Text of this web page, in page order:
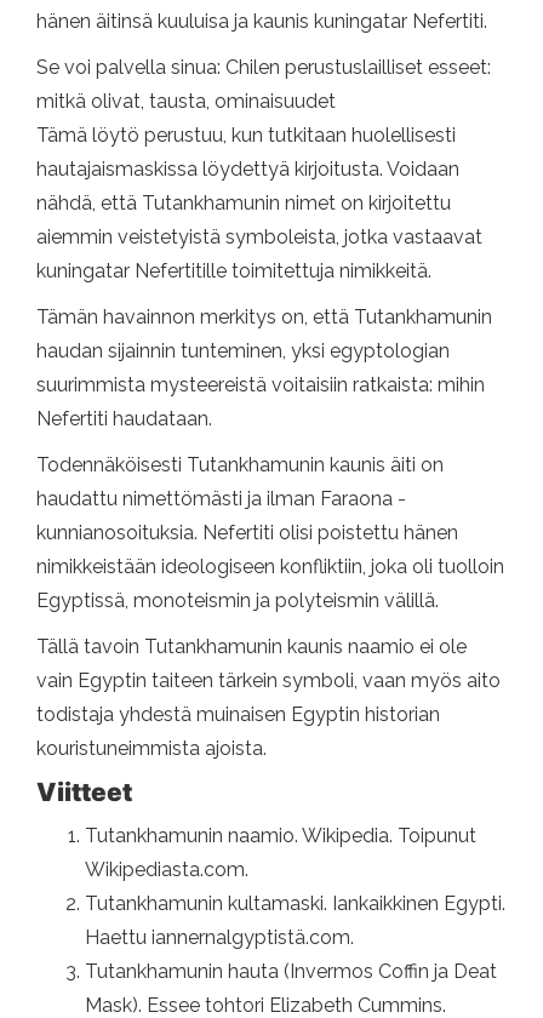
hänen äitinsä kuuluisa ja kaunis kuningatar Nefertiti.
Se voi palvella sinua: Chilen perustuslailliset esseet:
mitkä olivat, tausta, ominaisuudet
Tämä löytö perustuu, kun tutkitaan huolellisesti
hautajaismaskissa löydettyä kirjoitusta. Voidaan
nähdä, että Tutankhamunin nimet on kirjoitettu
aiemmin veistetyistä symboleista, jotka vastaavat
kuningatar Nefertitille toimitettuja nimikkeitä.
Tämän havainnon merkitys on, että Tutankhamunin
haudan sijainnin tunteminen, yksi egyptologian
suurimmista mysteereistä voitaisiin ratkaista: mihin
Nefertiti haudataan.
Todennäköisesti Tutankhamunin kaunis äiti on
haudattu nimettömästi ja ilman Faraona -
kunnianosoituksia. Nefertiti olisi poistettu hänen
nimikkeistään ideologiseen konfliktiin, joka oli tuolloin
Egyptissä, monoteismin ja polyteismin välillä.
Tällä tavoin Tutankhamunin kaunis naamio ei ole
vain Egyptin taiteen tärkein symboli, vaan myös aito
todistaja yhdestä muinaisen Egyptin historian
kouristuneimmista ajoista.
Viitteet
Tutankhamunin naamio. Wikipedia. Toipunut
Wikipediasta.com.
Tutankhamunin kultamaski. Iankaikkinen Egypti.
Haettu iannernalgyptistä.com.
Tutankhamunin hauta (Invermos Coffin ja Deat
Mask). Essee tohtori Elizabeth Cummins.